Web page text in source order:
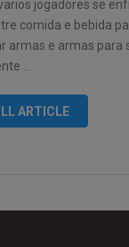
jogadores se
comida e bebida
armas e armas para
…
ARTICLE